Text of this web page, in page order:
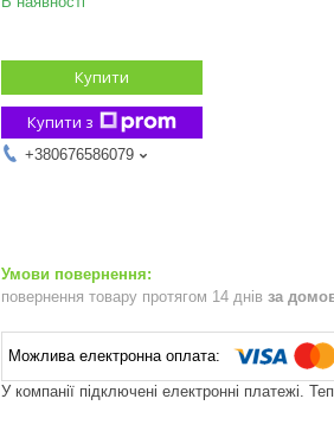
Купити
Купити з
+380676586079
повернення товару протягом 14 днів за
У компанії підключені електронні платежі.